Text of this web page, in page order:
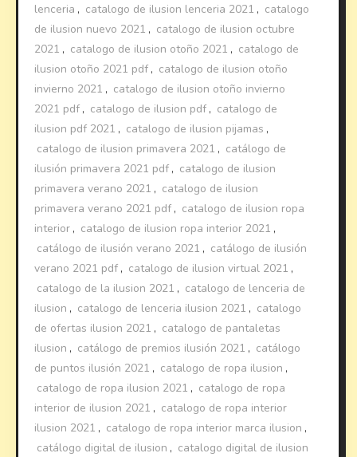
lenceria , catalogo de ilusion lenceria 2021 , catalogo
de ilusion nuevo 2021 , catalogo de ilusion octubre
2021 , catalogo de ilusion otoño 2021 , catalogo de
ilusion otoño 2021 pdf , catalogo de ilusion otoño
invierno 2021 , catalogo de ilusion otoño invierno
2021 pdf , catalogo de ilusion pdf , catalogo de
ilusion pdf 2021 , catalogo de ilusion pijamas ,
catalogo de ilusion primavera 2021 , catálogo de
ilusión primavera 2021 pdf , catalogo de ilusion
primavera verano 2021 , catalogo de ilusion
primavera verano 2021 pdf , catalogo de ilusion ropa
interior , catalogo de ilusion ropa interior 2021 ,
catálogo de ilusión verano 2021 , catálogo de ilusión
verano 2021 pdf , catalogo de ilusion virtual 2021 ,
catalogo de la ilusion 2021 , catalogo de lenceria de
ilusion , catalogo de lenceria ilusion 2021 , catalogo
de ofertas ilusion 2021 , catalogo de pantaletas
ilusion , catálogo de premios ilusión 2021 , catálogo
de puntos ilusión 2021 , catalogo de ropa ilusion ,
catalogo de ropa ilusion 2021 , catalogo de ropa
interior de ilusion 2021 , catalogo de ropa interior
ilusion 2021 , catalogo de ropa interior marca ilusion ,
catálogo digital de ilusion , catalogo digital de ilusion